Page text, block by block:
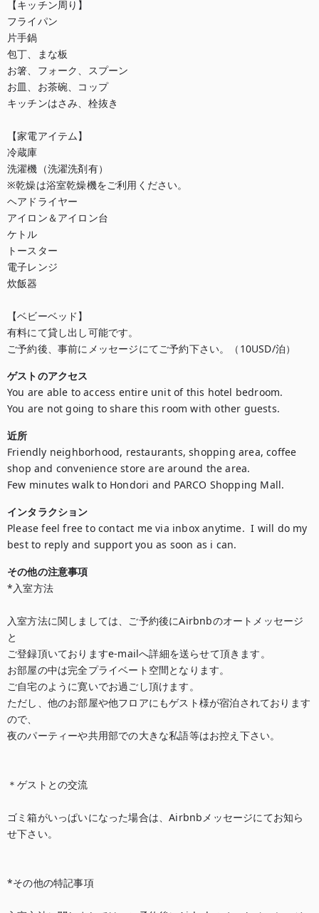
【キッチン周り】
フライパン
片手鍋
包丁、まな板
お箸、フォーク、スプーン
お皿、お茶碗、コップ
キッチンはさみ、栓抜き
【家電アイテム】
冷蔵庫
洗濯機（洗濯洗剤有）
※乾燥は浴室乾燥機をご利用ください。
ヘアドライヤー
アイロン＆アイロン台
ケトル
トースター
電子レンジ
炊飯器
【ベビーベッド】
有料にて貸し出し可能です。
ご予約後、事前にメッセージにてご予約下さい。（10USD/泊）
ゲストのアクセス
You are able to access entire unit of this hotel bedroom.
You are not going to share this room with other guests.
近所
Friendly neighborhood, restaurants, shopping area, coffee
shop and convenience store are around the area.
Few minutes walk to Hondori and PARCO Shopping Mall.
インタラクション
Please feel free to contact me via inbox anytime.  I will do my
best to reply and support you as soon as i can.
その他の注意事項
*入室方法
入室方法に関しましては、ご予約後にAirbnbのオートメッセージ
と
ご登録頂いておりますe-mailへ詳細を送らせて頂きます。
お部屋の中は完全プライベート空間となります。
ご自宅のように寛いでお過ごし頂けます。
ただし、他のお部屋や他フロアにもゲスト様が宿泊されております
ので、
夜のパーティーや共用部での大きな私語等はお控え下さい。
＊ゲストとの交流
ゴミ箱がいっぱいになった場合は、Airbnbメッセージにてお知ら
せ下さい。
*その他の特記事項